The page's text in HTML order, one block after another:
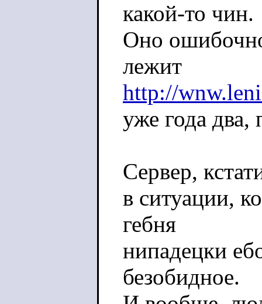
какой-то чин.
Оно
лежит
http://
уже года два,
Сервер,
в ситуации,
гебня
нипадецки
безобидное.